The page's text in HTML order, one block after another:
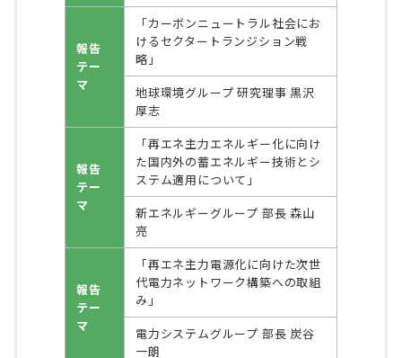
報告
テー
マ
「カーボンニュートラル社会にお
けるセクタートランジション戦
略」
地球環境グループ 研究理事 黒沢
厚志
報告
テー
マ
「再エネ主力エネルギー化に向け
た国内外の蓄エネルギー技術とシ
ステム適用について」
新エネルギーグループ 部長 森山
亮
報告
テー
マ
「再エネ主力電源化に向けた次世
代電力ネットワーク構築への取組
み」
電力システムグループ 部長 炭谷
一朗